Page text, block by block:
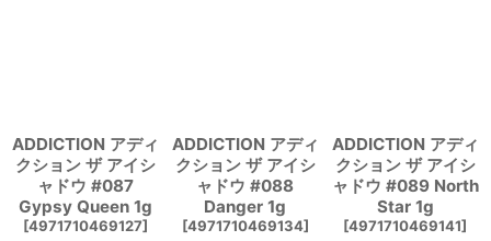
ADDICTION アディ
クション ザ アイシ
ャドウ #087
Gypsy Queen 1g
[4971710469127]
ADDICTION アディ
クション ザ アイシ
ャドウ #088
Danger 1g
[4971710469134]
ADDICTION アディ
クション ザ アイシ
ャドウ #089 North
Star 1g
[4971710469141]